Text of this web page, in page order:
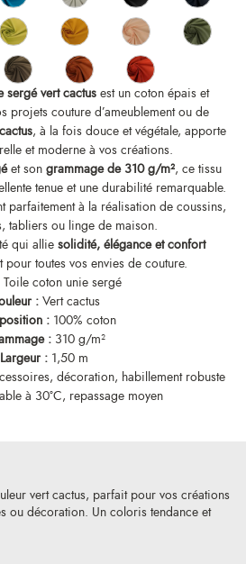
sergé vert cactus est un coton épais et
projets couture d’ameublement ou de
, à la fois douce et végétale, apporte
et moderne à vos créations.
et son grammage de 310 g/m², ce tissu
tenue et une durabilité remarquable.
parfaitement à la réalisation de coussins,
tabliers ou linge de maison.
qui allie solidité, élégance et confort
pour toutes vos envies de couture.
Toile coton unie sergé
:Vert cactus
:100% coton
:310 g/m²
Largeur : 1,50 m
décoration, habillement robuste
à 30°C, repassage moyen
vert cactus, parfait pour vos créations
ou décoration. Un coloris tendance et